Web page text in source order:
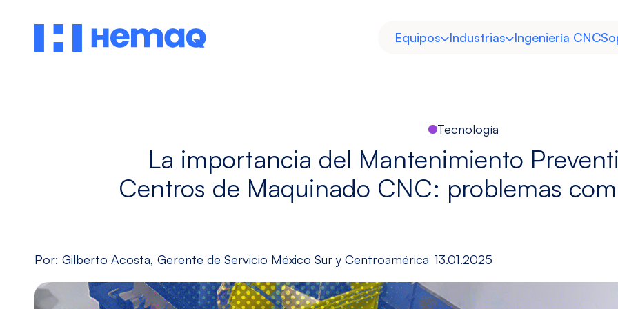
Equipos Industrias Ingeniería CNC
Descubre Descubre Descubre Descubre
Tecnología
La importancia del Mantenimiento
Centros de Maquinado CNC: problemas
Por: Gilberto Acosta, Gerente de Servicio México Sur y Centroamérica 13.01.2025